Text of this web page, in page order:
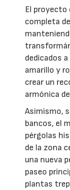
El proyecto
completa
dedicados
amarillo y
crear un
armónica
Asimismo,
bancos, el
pérgolas
de la zona
una nueva
paseo
plantas